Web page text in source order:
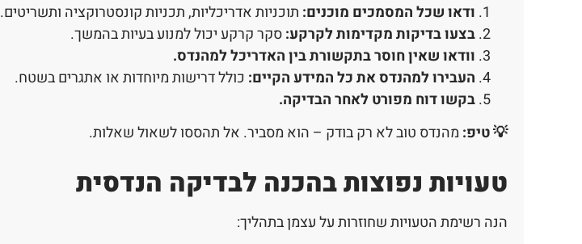
ודאו שכל המסמכים מוכנים: תוכניות אדריכליות, תכניות קונסטרוקציה ותשריטים.
בצעו בדיקות מקדימות לקרקע:סקר קרקע יכול למנוע בעיות בהמשך.
וודאו שאין חוסר בתקשורת בין האדריכל למהנדס.
העבירו למהנדס את כל המידע הקיים: כולל דרישות מיוחדות או אתגרים בשטח.
בקשו דוח מפורט לאחר הבדיקה.
💡 טיפ: מהנדס טוב לא רק בודק – הוא מסביר. אל תהססו לשאול שאלות.
טעויות נפוצות בהכנה לבדיקה הנדסית
הנה רשימת הטעויות שחוזרות על עצמן בתהליך: